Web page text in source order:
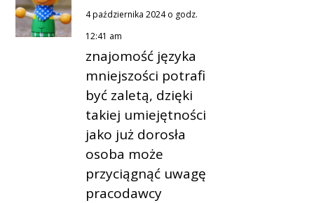
4 października 2024 o godz.
12:41 am
znajomość języka
mniejszości potrafi
być zaletą, dzięki
takiej umiejętności
jako już dorosła
osoba może
przyciągnąć uwagę
pracodawcy